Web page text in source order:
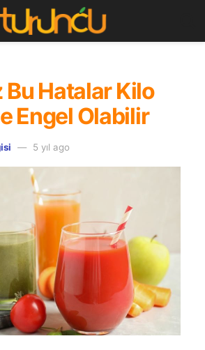
Bu Hatalar Kilo
Engel Olabilir
5 yıl ago